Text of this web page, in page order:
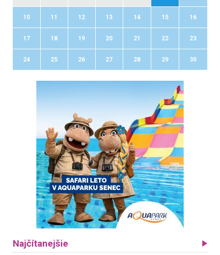
10 11 12 13 14 15 16
17 18 19 20 21 22 23
24 25 26 27 28 29 30
Najčítanejšie